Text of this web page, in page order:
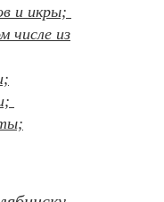
и икры;
числе из